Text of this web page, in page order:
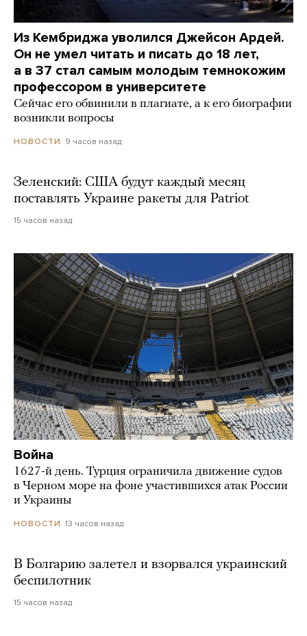
Из Кембриджа уволился Джейсон Ардей.
Он не умел читать и писать до 18 лет,
а в 37 стал самым молодым темнокожим
профессором в университете
Сейчас его обвинили в плагиате, а к его биографии
возникли вопросы
НОВОСТИ 9 часов назад
Зеленский: США будут каждый месяц
поставлять Украине ракеты для Patriot
15 часов назад
Война
1627-й день. Турция ограничила движение судов
в Черном море на фоне участившихся атак России
и Украины
НОВОСТИ 13 часов назад
В Болгарию залетел и взорвался украинский
беспилотник
15 часов назад